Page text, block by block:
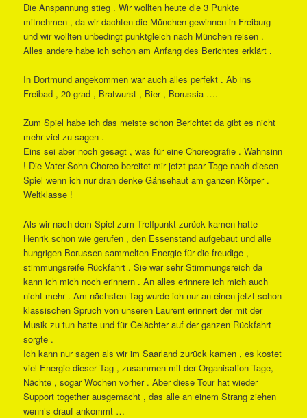
Die Anspannung stieg . Wir wollten heute die 3 Punkte
mitnehmen , da wir dachten die München gewinnen in Freiburg
und wir wollten unbedingt punktgleich nach München reisen .
Alles andere habe ich schon am Anfang des Berichtes erklärt .
In Dortmund angekommen war auch alles perfekt . Ab ins
Freibad , 20 grad , Bratwurst , Bier , Borussia ….
Zum Spiel habe ich das meiste schon Berichtet da gibt es nicht
mehr viel zu sagen .
Eins sei aber noch gesagt , was für eine Choreografie . Wahnsinn
! Die Vater-Sohn Choreo bereitet mir jetzt paar Tage nach diesen
Spiel wenn ich nur dran denke Gänsehaut am ganzen Körper .
Weltklasse !
Als wir nach dem Spiel zum Treffpunkt zurück kamen hatte
Henrik schon wie gerufen , den Essenstand aufgebaut und alle
hungrigen Borussen sammelten Energie für die freudige ,
stimmungsreife Rückfahrt . Sie war sehr Stimmungsreich da
kann ich mich noch erinnern . An alles erinnere ich mich auch
nicht mehr . Am nächsten Tag wurde ich nur an einen jetzt schon
klassischen Spruch von unseren Laurent erinnert der mit der
Musik zu tun hatte und für Gelächter auf der ganzen Rückfahrt
sorgte .
Ich kann nur sagen als wir im Saarland zurück kamen , es kostet
viel Energie dieser Tag , zusammen mit der Organisation Tage,
Nächte , sogar Wochen vorher . Aber diese Tour hat wieder
Support together ausgemacht , das alle an einem Strang ziehen
wenn’s drauf ankommt …